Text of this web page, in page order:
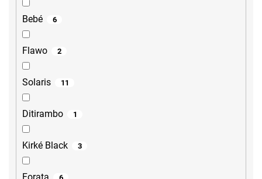
Bebé 6
Flawo 2
Solaris 11
Ditirambo 1
Kirké Black 3